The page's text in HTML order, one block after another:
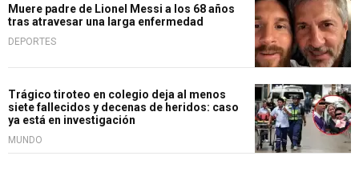
Muere padre de Lionel Messi a los 68 años
tras atravesar una larga enfermedad
DEPORTES
Trágico tiroteo en colegio deja al menos
siete fallecidos y decenas de heridos: caso
ya está en investigación
MUNDO